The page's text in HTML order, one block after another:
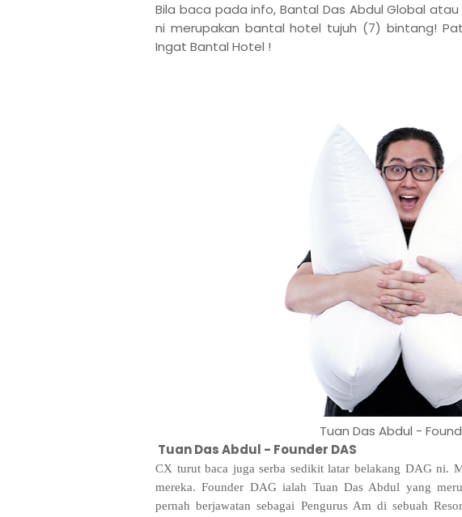
Bila baca pada info, Bantal Das Abdul Global
ni merupakan bantal hotel tujuh (7) bintang!
Ingat Bantal Hotel !
Tuan Das Abdul -
Tuan Das Abdul - Founder DAS
CX turut baca juga serba sedikit latar belakang DAG ni.
mereka. Founder DAG ialah Tuan Das Abdul yang
pernah berjawatan sebagai Pengurus Am di sebuah